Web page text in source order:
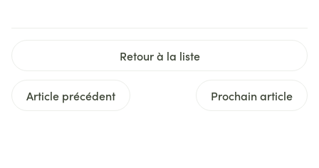
Retour à la liste
Article précédent Prochain article